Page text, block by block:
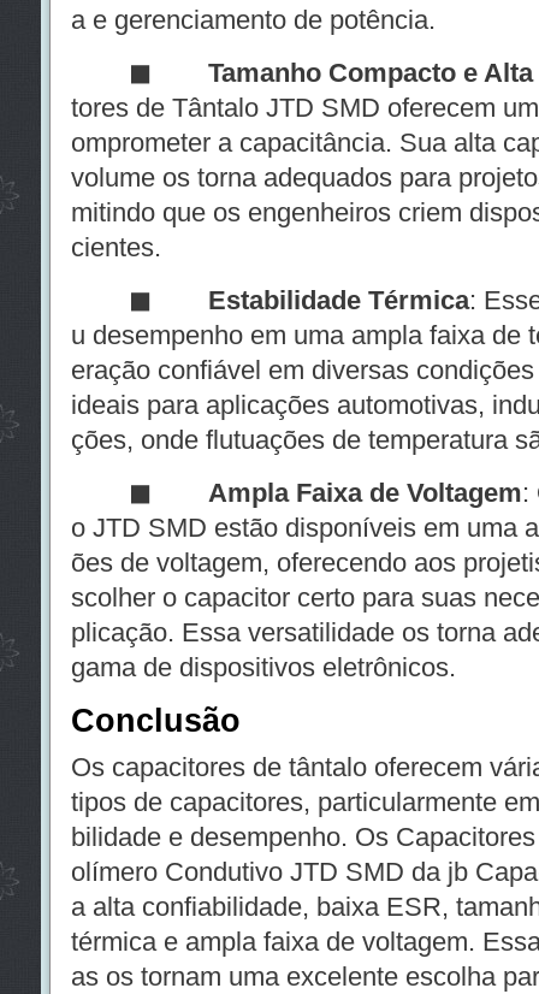
a e gerenciamento de potência.
◼ Tamanho Compacto e
tores de Tântalo JTD SMD oferecem
omprometer a capacitância. Sua alta
volume os torna adequados para
mitindo que os engenheiros criem
cientes.
◼ Estabilidade Térmica:
u desempenho em uma ampla faixa de
eração confiável em diversas
ideais para aplicações automotivas,
ções, onde flutuações de temperatura
◼ Ampla Faixa de Voltagem:
o JTD SMD estão disponíveis em uma
ões de voltagem, oferecendo aos
scolher o capacitor certo para suas
plicação. Essa versatilidade os torna
gama de dispositivos eletrônicos.
Conclusão
Os capacitores de tântalo oferecem
tipos de capacitores, particularmente
bilidade e desempenho. Os
olímero Condutivo JTD SMD da jb
a alta confiabilidade, baixa ESR,
térmica e ampla faixa de voltagem.
as os tornam uma excelente escolha